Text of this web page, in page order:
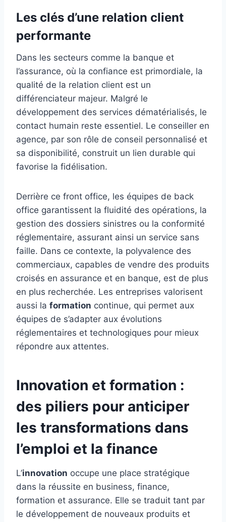
Les clés d’une relation client
performante
Dans les secteurs comme la banque et
l’assurance, où la confiance est primordiale, la
qualité de la relation client est un
différenciateur majeur. Malgré le
développement des services dématérialisés, le
contact humain reste essentiel. Le conseiller en
agence, par son rôle de conseil personnalisé et
sa disponibilité, construit un lien durable qui
favorise la fidélisation.
Derrière ce front office, les équipes de back
office garantissent la fluidité des opérations, la
gestion des dossiers sinistres ou la conformité
réglementaire, assurant ainsi un service sans
faille. Dans ce contexte, la polyvalence des
commerciaux, capables de vendre des produits
croisés en assurance et en banque, est de plus
en plus recherchée. Les entreprises valorisent
aussi la formation continue, qui permet aux
équipes de s’adapter aux évolutions
réglementaires et technologiques pour mieux
répondre aux attentes.
Innovation et formation :
des piliers pour anticiper
les transformations dans
l’emploi et la finance
L’innovation occupe une place stratégique
dans la réussite en business, finance,
formation et assurance. Elle se traduit tant par
le développement de nouveaux produits et